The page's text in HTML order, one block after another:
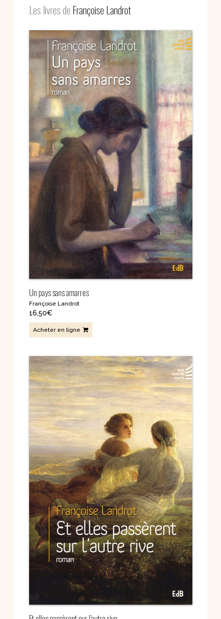
Les livres deFrançoise Landrot
Un pays sans amarres
Françoise Landrot
16,50€
Acheter en ligne